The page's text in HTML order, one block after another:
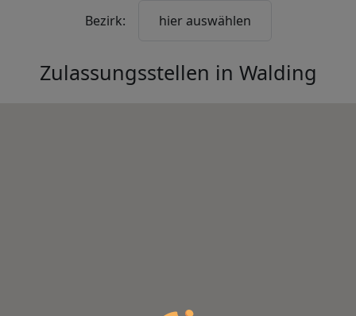
Bezirk: hier auswählen
Zulassungsstellen in Walding